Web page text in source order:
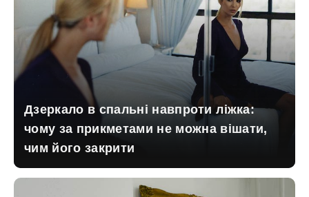
Дзеркало в спальні навпроти ліжка:
чому за прикметами не можна вішати,
чим його закрити